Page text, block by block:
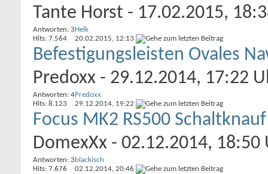
Tante Horst - 17.02.2015,
Antworten: 3
Hits: 7.564
Helk
20.02.2015, 12:13
Befestigungsleisten Ovales
Predoxx - 29.12.2014, 17:22
Antworten: 4
Hits: 8.123
Predoxx
29.12.2014, 19:22
Focus MK2 RS500 Schaltknauf
DomexXx - 02.12.2014, 18:50
Antworten: 3
Hits: 7.676
blackisch
02.12.2014, 20:46